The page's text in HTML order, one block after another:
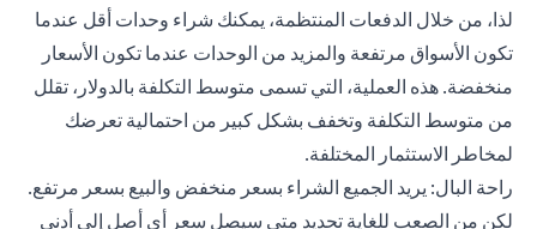
لذا، من خلال الدفعات المنتظمة، يمكنك شراء وحدات أقل عندما
تكون الأسواق مرتفعة والمزيد من الوحدات عندما تكون الأسعار
منخفضة. هذه العملية، التي تسمى متوسط التكلفة بالدولار، تقلل
من متوسط التكلفة وتخفف بشكل كبير من احتمالية تعرضك
لمخاطر الاستثمار المختلفة.
راحة البال: يريد الجميع الشراء بسعر منخفض والبيع بسعر مرتفع.
لكن من الصعب للغاية تحديد متى سيصل سعر أي أصل إلى أدنى